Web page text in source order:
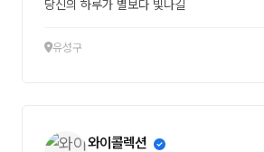
당신의 하루가 별보다 빛나길
유성구
와이콜렉션